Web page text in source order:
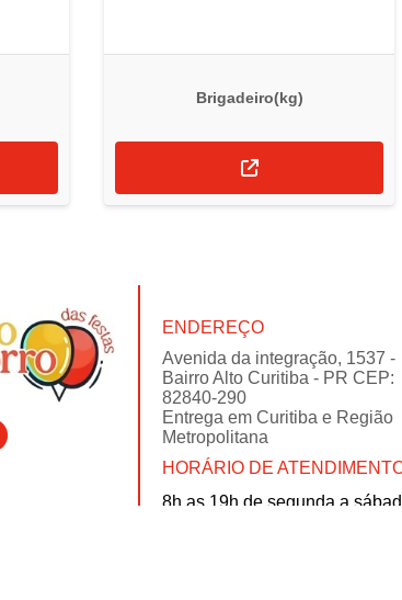
Brigadeiro(kg)
ENDEREÇO
Avenida da integração, 1537 -
Bairro Alto Curitiba - PR CEP:
82840-290
Entrega em Curitiba e Região
Metropolitana
HORÁRIO DE
8h as 19h de segunda a